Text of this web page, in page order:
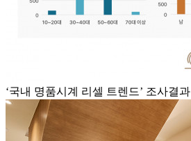
‘국내 명품시계 리셀 트렌드’ 조사결과